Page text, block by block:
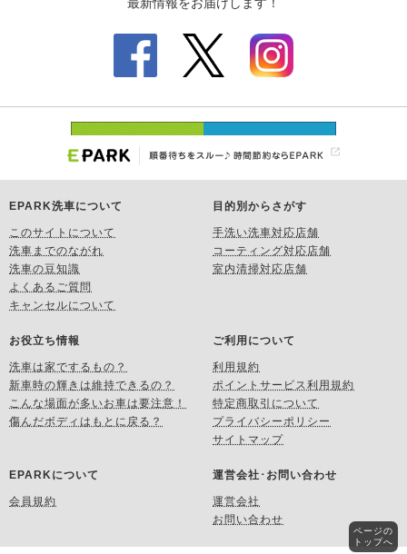
EPARK洗車について
このサイトについて
洗車までのながれ
洗車の豆知識
よくあるご質問
キャンセルについて
目的別からさがす
手洗い洗車対応店舗
コーティング対応店舗
室内清掃対応店舗
お役立ち情報
洗車は家でするもの？
新車時の輝きは維持できるの？
こんな場面が多いお車は要注意！
傷んだボディはもとに戻る？
ご利用について
利用規約
ポイントサービス利用規約
特定商取引について
プライバシーポリシー
サイトマップ
EPARKについて
会員規約
運営会社･お問い合わせ
運営会社
お問い合わせ
ページの
トップへ